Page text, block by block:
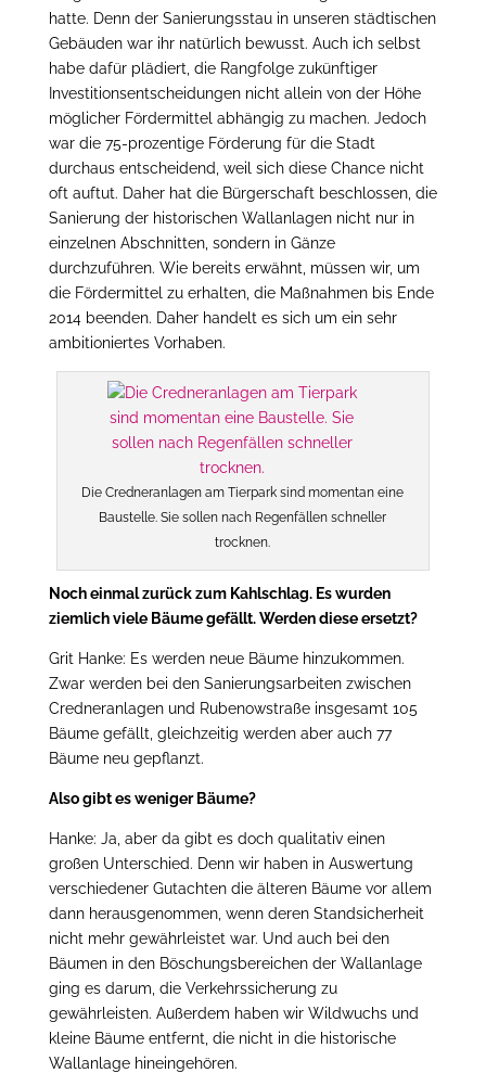
hatte. Denn der Sanierungsstau in unseren städtischen
Gebäuden war ihr natürlich bewusst. Auch ich selbst
habe dafür plädiert, die Rangfolge zukünftiger
Investitionsentscheidungen nicht allein von der Höhe
möglicher Fördermittel abhängig zu machen. Jedoch
war die 75-prozentige Förderung für die Stadt
durchaus entscheidend, weil sich diese Chance nicht
oft auftut. Daher hat die Bürgerschaft beschlossen, die
Sanierung der historischen Wallanlagen nicht nur in
einzelnen Abschnitten, sondern in Gänze
durchzuführen. Wie bereits erwähnt, müssen wir, um
die Fördermittel zu erhalten, die Maßnahmen bis Ende
2014 beenden. Daher handelt es sich um ein sehr
ambitioniertes Vorhaben.
Die Credneranlagen am Tierpark sind momentan eine
Baustelle. Sie sollen nach Regenfällen schneller
trocknen.
Noch einmal zurück zum Kahlschlag. Es wurden
ziemlich viele Bäume gefällt. Werden diese ersetzt?
Grit Hanke: Es werden neue Bäume hinzukommen.
Zwar werden bei den Sanierungsarbeiten zwischen
Credneranlagen und Rubenowstraße insgesamt 105
Bäume gefällt, gleichzeitig werden aber auch 77
Bäume neu gepflanzt.
Also gibt es weniger Bäume?
Hanke: Ja, aber da gibt es doch qualitativ einen
großen Unterschied. Denn wir haben in Auswertung
verschiedener Gutachten die älteren Bäume vor allem
dann herausgenommen, wenn deren Standsicherheit
nicht mehr gewährleistet war. Und auch bei den
Bäumen in den Böschungsbereichen der Wallanlage
ging es darum, die Verkehrssicherung zu
gewährleisten. Außerdem haben wir Wildwuchs und
kleine Bäume entfernt, die nicht in die historische
Wallanlage hineingehören.